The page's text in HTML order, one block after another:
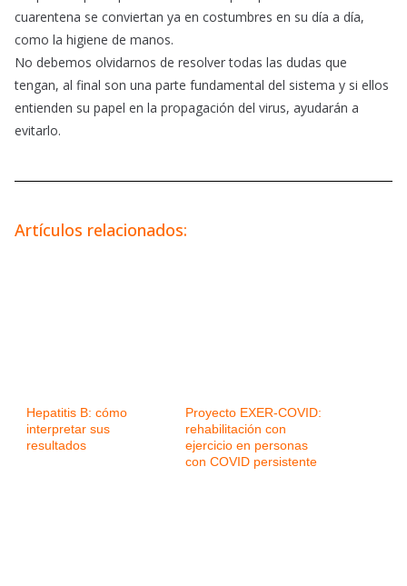
cuarentena se conviertan ya en costumbres en su día a día,
como la higiene de manos.
No debemos olvidarnos de resolver todas las dudas que
tengan, al final son una parte fundamental del sistema y si ellos
entienden su papel en la propagación del virus, ayudarán a
evitarlo.
Artículos relacionados:
Hepatitis B: cómo
interpretar sus
resultados
Proyecto EXER-COVID:
rehabilitación con
ejercicio en personas
con COVID persistente